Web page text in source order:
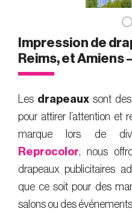
Impression de
Reims, et Amiens
Les drapeauxsont des
pour attirer l’attention et
marque lors de
Reprocolor, nous
drapeaux publicitaires
que ce soit pour des
salons ou des